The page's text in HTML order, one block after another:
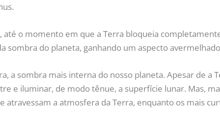
o momento em que a Terra bloqueia
sombra do planeta, ganhando um aspecto
a sombra mais interna do nosso planeta. Apesar de a
e iluminar, de modo tênue, a superfície lunar. Mas,
a atmosfera da Terra, enquanto os mais